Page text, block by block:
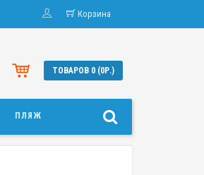
Корзина
ТОВАРОВ 0 (0Р.)
ПЛЯЖ